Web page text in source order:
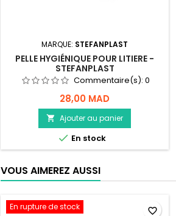
MARQUE: STEFANPLAST
PELLE HYGIÉNIQUE POUR LITIERE -
STEFANPLAST
Commentaire(s): 0
28,00 MAD
 Ajouter au panier
 En stock
VOUS AIMEREZ AUSSI
En rupture de stock favorite_border